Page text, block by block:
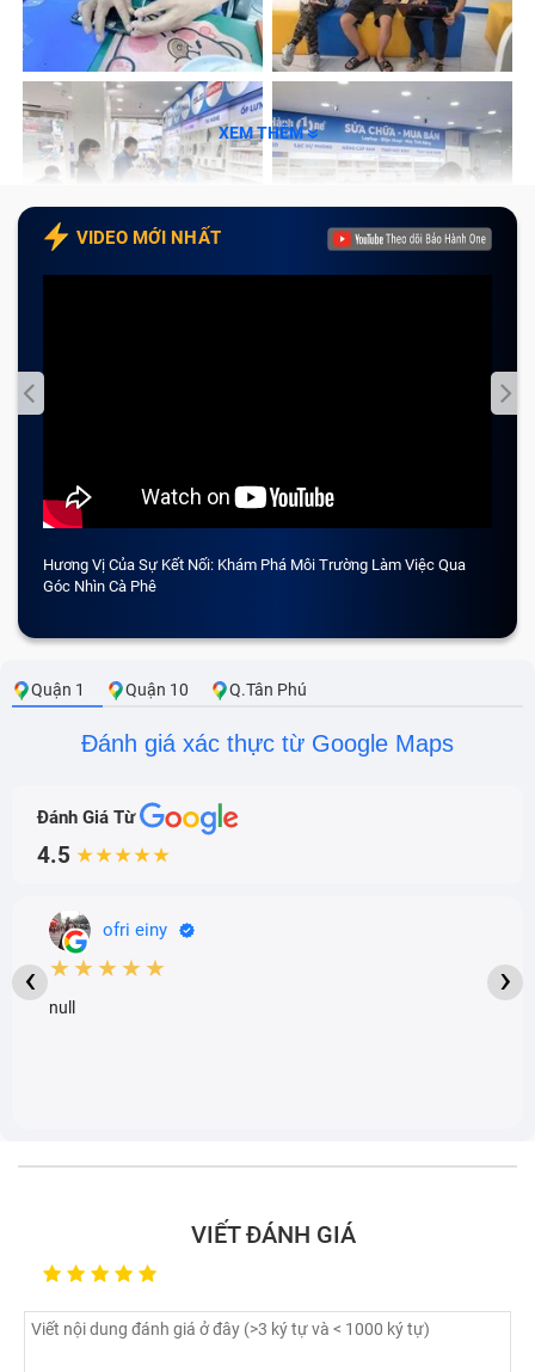
XEM THÊM
VIDEO MỚI NHẤT
Hương Vị Của Sự Kết Nối: Khám Phá Môi Trường Làm Việc Qua
Góc Nhìn Cà Phê
Quận 1 Quận 10 Q.Tân Phú
Đánh giá xác thực từ Google Maps
Đánh Giá Từ
4.5 ★★★★★
ofri einy
★★★★★
null
‹ ›
VIẾT ĐÁNH GIÁ